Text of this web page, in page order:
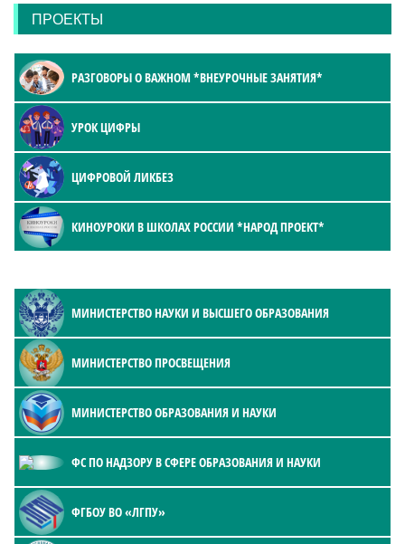
ПРОЕКТЫ
РАЗГОВОРЫ О ВАЖНОМ *ВНЕУРОЧНЫЕ ЗАНЯТИЯ*
УРОК ЦИФРЫ
ЦИФРОВОЙ ЛИКБЕЗ
КИНОУРОКИ В ШКОЛАХ РОССИИ *НАРОД ПРОЕКТ*
МИНИСТЕРСТВО НАУКИ И ВЫСШЕГО ОБРАЗОВАНИЯ
МИНИСТЕРСТВО ПРОСВЕЩЕНИЯ
МИНИСТЕРСТВО ОБРАЗОВАНИЯ И НАУКИ
ФС ПО НАДЗОРУ В СФЕРЕ ОБРАЗОВАНИЯ И НАУКИ
ФГБОУ ВО «ЛГПУ»